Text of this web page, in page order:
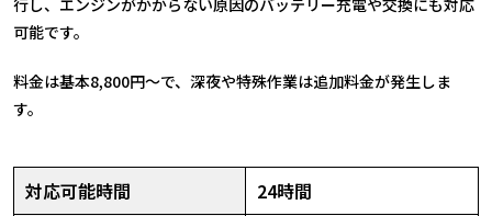
可能です。
料金は基本8,800円〜で、深夜や特殊作業は追加料金が発生しま
す。
対応可能時間
24時間